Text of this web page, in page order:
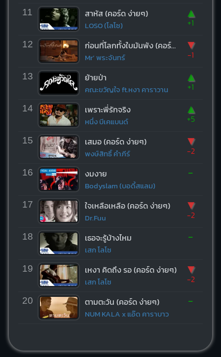
11 สาหัส (คอร์ด ง่ายๆ)
LOSO (โลโซ)
▲
+1
12 ก่อนที่โลกทั้งใบมันพัง (คอร์ด ง่ายๆ)
Mr’ พระจันทร์
▼
-1
13 ย้ายป่า
คณะขวัญใจ ft.หงา คาราวาน
▲
+1
14 เพราะพี่รักจริง
หนึ่ง บีเคแบนด์
▲
+5
15 เสมอ (คอร์ด ง่ายๆ)
พงษ์สิทธิ์ คำภีร์
▼
-2
16 งมงาย
Bodyslam (บอดี้สแลม)
-
17 ใจเหลือเหลือ (คอร์ด ง่ายๆ)
Dr.Fuu
▼
-2
18 เธอจะรู้บ้างไหม
เสก โลโซ
-
19 เหงา คิดถึง รอ (คอร์ด ง่ายๆ)
เสก โลโซ
▼
-2
20 ตามตะวัน (คอร์ด ง่ายๆ)
NUM KALA x แอ๊ด คาราบาว
-